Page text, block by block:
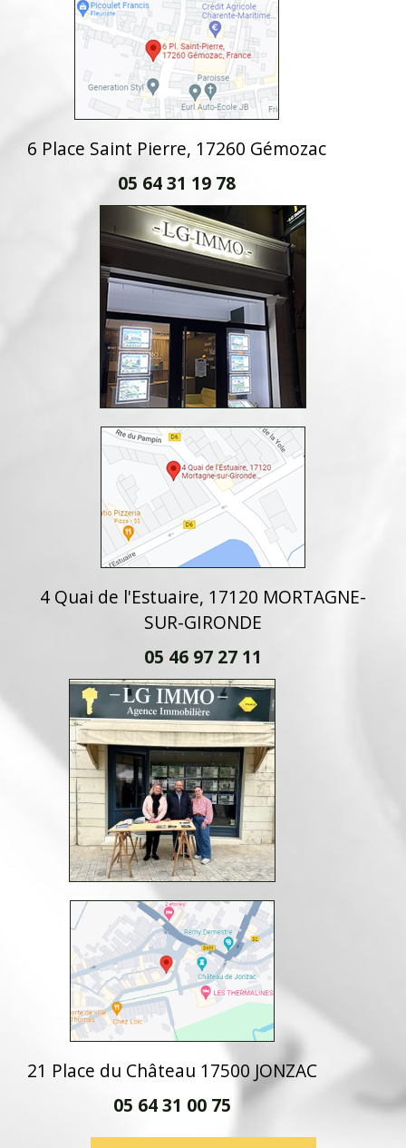
6 Place Saint Pierre, 17260 Gémozac
05 64 31 19 78
4 Quai de l'Estuaire, 17120 MORTAGNE-
SUR-GIRONDE
05 46 97 27 11
21 Place du Château 17500 JONZAC
05 64 31 00 75